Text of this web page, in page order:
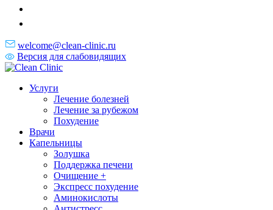
welcome@clean-clinic.ru
Версия для слабовидящих
Услуги
Лечение болезней
Лечение за рубежом
Похудение
Врачи
Капельницы
Золушка
Поддержка печени
Очищение +
Экспресс похудение
Аминокислоты